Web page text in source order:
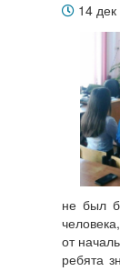
14 дек
не был
от
ребята